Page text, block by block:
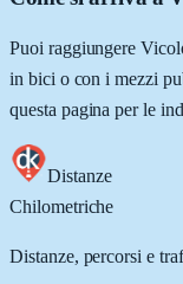
Puoi raggiungere
in bici o con i mezzi
questa pagina per le
Distanze
Chilometriche
Distanze, percorsi e